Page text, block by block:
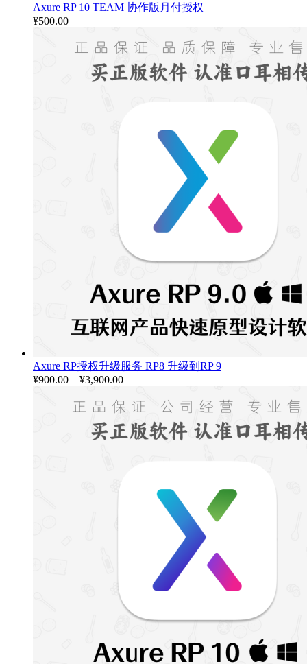
Axure RP 10 TEAM 协作版月付授权
¥500.00
Axure RP授权升级服务 RP8 升级到RP 9
¥900.00 – ¥3,900.00价
范
围：
¥900.00